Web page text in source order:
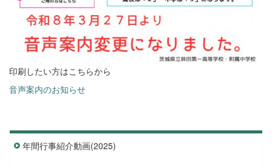
印刷したい方はこちらから
音声案内のお知らせ
年間行事紹介動画(2025)